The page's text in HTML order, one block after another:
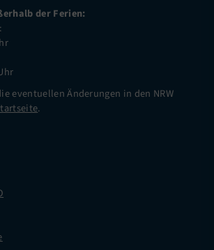
der Ferien:
eventuellen Änderungen in den NRW
.